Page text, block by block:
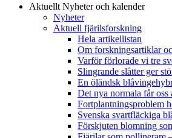
Aktuellt Nyheter och kalender
Nyheter
Aktuell fjärilsforskning
Hela artikellistan
Om forskningsartiklar
Varför förlorade vi tre
Slingrande slåtter ger
En öländsk
Det nya normala får
Fortplantningsproblem
Svenska svartfläckiga
Förskjuten blomning